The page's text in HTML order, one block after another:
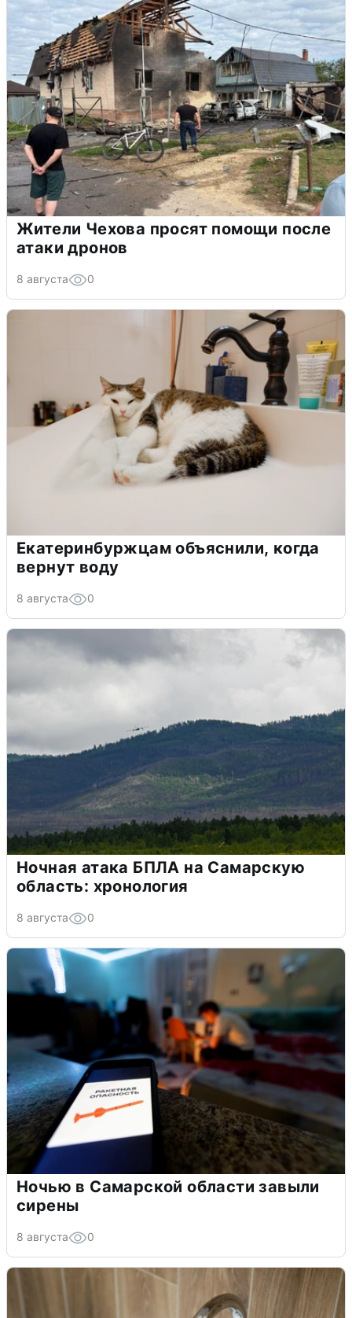
Жители Чехова просят помощи после
атаки дронов
8 августа 0
Екатеринбуржцам объяснили, когда
вернут воду
8 августа 0
Ночная атака БПЛА на Самарскую
область: хронология
8 августа 0
Ночью в Самарской области завыли
сирены
8 августа 0